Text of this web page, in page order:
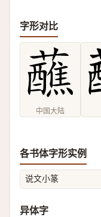
字形对比
中国大陆
各书体字形实例
说文小篆
异体字